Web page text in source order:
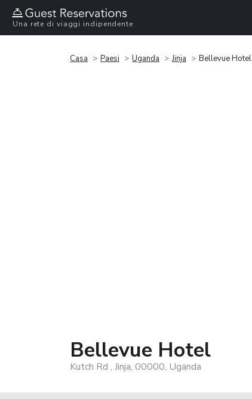
Una rete di viaggi indipendente
Casa Paesi Uganda Jinja Bellevue Hotel
Bellevue Hotel
Kutch Rd , Jinja, 00000, Uganda